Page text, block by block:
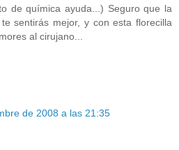
de química ayuda...) Seguro que la
sentirás mejor, y con esta florecilla
al cirujano...
de 2008 a las 21:35